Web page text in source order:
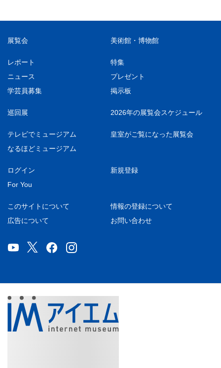
展覧会 美術館・博物館
レポート
特集
ニュース
プレゼント
学芸員募集
掲示板
巡回展 2026年の展覧会スケジュール
テレビでミュージアム
皇室がご覧になった展覧会
なるほどミュージアム
ログイン
新規登録
For You
このサイトについて
情報の登録について
広告について
お問い合わせ